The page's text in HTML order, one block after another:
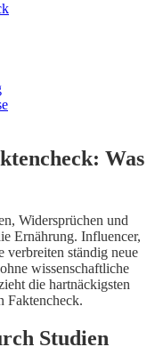
Was
Widersprüchen und
Ernährung. Influencer,
verbreiten ständig neue
wissenschaftliche
die hartnäckigsten
Faktencheck.
Studien